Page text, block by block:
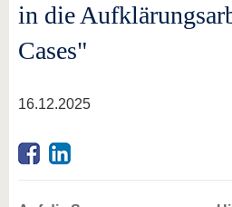
in die
Cases"
16.12.2025